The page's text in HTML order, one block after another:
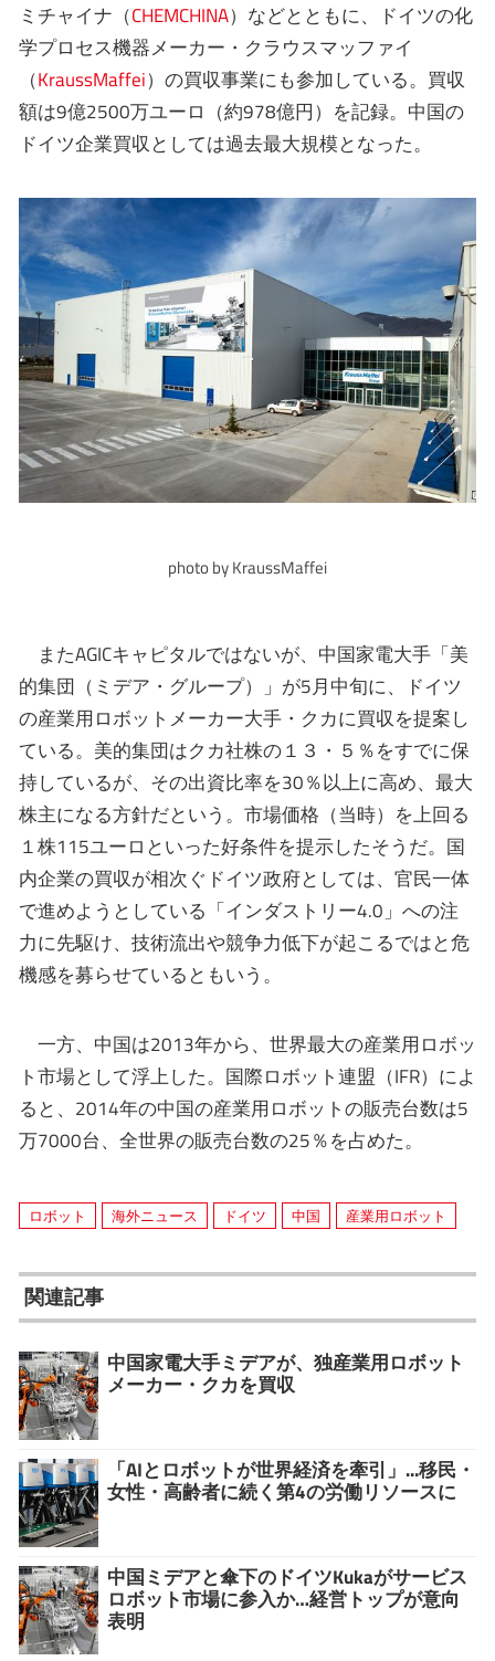
ミチャイナ（CHEMCHINA）などとともに、ドイツの化
学プロセス機器メーカー・クラウスマッファイ
（KraussMaffei）の買収事業にも参加している。買収
額は9億2500万ユーロ（約978億円）を記録。中国の
ドイツ企業買収としては過去最大規模となった。
photo by KraussMaffei
またAGICキャピタルではないが、中国家電大手「美
的集団（ミデア・グループ）」が5月中旬に、ドイツ
の産業用ロボットメーカー大手・クカに買収を提案し
ている。美的集団はクカ社株の１３・５％をすでに保
持しているが、その出資比率を30％以上に高め、最大
株主になる方針だという。市場価格（当時）を上回る
１株115ユーロといった好条件を提示したそうだ。国
内企業の買収が相次ぐドイツ政府としては、官民一体
で進めようとしている「インダストリー4.0」への注
力に先駆け、技術流出や競争力低下が起こるではと危
機感を募らせているともいう。
一方、中国は2013年から、世界最大の産業用ロボッ
ト市場として浮上した。国際ロボット連盟（IFR）によ
ると、2014年の中国の産業用ロボットの販売台数は5
万7000台、全世界の販売台数の25％を占めた。
ロボット 海外ニュース ドイツ 中国 産業用ロボット
関連記事
中国家電大手ミデアが、独産業用ロボット
メーカー・クカを買収
「AIとロボットが世界経済を牽引」...移民・
女性・高齢者に続く第4の労働リソースに
中国ミデアと傘下のドイツKukaがサービス
ロボット市場に参入か…経営トップが意向
表明